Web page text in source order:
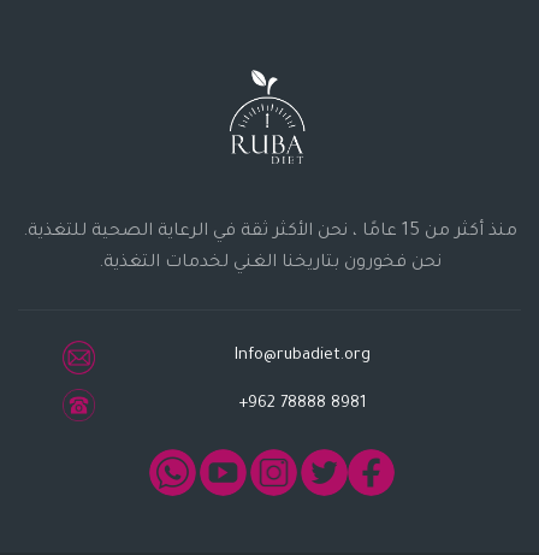
منذ أكثر من 15 عامًا ، نحن الأكثر ثقة في الرعاية الصحية للتغذية.
نحن فخورون بتاريخنا الغني لخدمات التغذية.
Info@rubadiet.org
+962 78888 8981